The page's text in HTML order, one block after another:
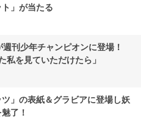
ト」が当たる
刊少年チャンピオンに登場！
私を見ていただけたら」
」の表紙＆グラビアに登場し妖
了！